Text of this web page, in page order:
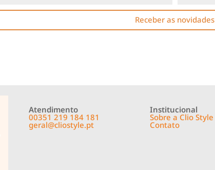
Receber as novidades
Atendimento
00351 219 184 181
geral@cliostyle.pt
Institucional
Sobre a Clio Style
Contato